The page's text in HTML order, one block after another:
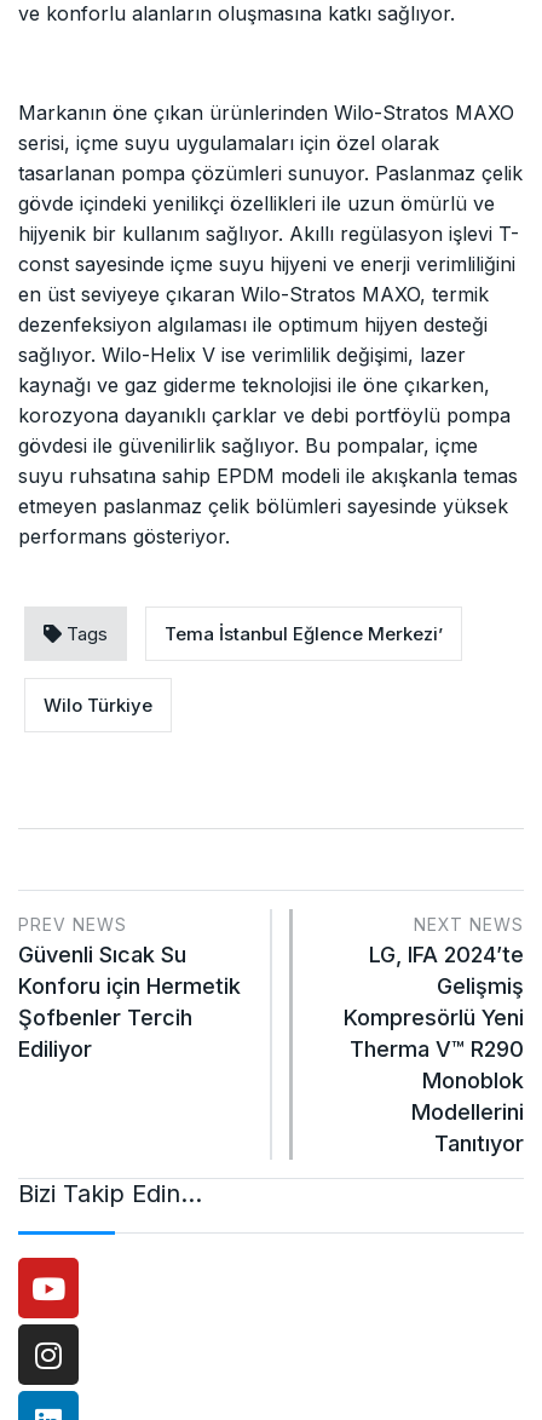
ve konforlu alanların oluşmasına katkı sağlıyor.
Markanın öne çıkan ürünlerinden Wilo-Stratos MAXO
serisi, içme suyu uygulamaları için özel olarak
tasarlanan pompa çözümleri sunuyor. Paslanmaz çelik
gövde içindeki yenilikçi özellikleri ile uzun ömürlü ve
hijyenik bir kullanım sağlıyor. Akıllı regülasyon işlevi T-
const sayesinde içme suyu hijyeni ve enerji verimliliğini
en üst seviyeye çıkaran Wilo-Stratos MAXO, termik
dezenfeksiyon algılaması ile optimum hijyen desteği
sağlıyor. Wilo-Helix V ise verimlilik değişimi, lazer
kaynağı ve gaz giderme teknolojisi ile öne çıkarken,
korozyona dayanıklı çarklar ve debi portföylü pompa
gövdesi ile güvenilirlik sağlıyor. Bu pompalar, içme
suyu ruhsatına sahip EPDM modeli ile akışkanla temas
etmeyen paslanmaz çelik bölümleri sayesinde yüksek
performans gösteriyor.
Tags Tema İstanbul Eğlence Merkezi’
Wilo Türkiye
PREV NEWS
Güvenli Sıcak Su
Konforu için Hermetik
Şofbenler Tercih
Ediliyor
NEXT NEWS
LG, IFA 2024’te
Gelişmiş
Kompresörlü Yeni
Therma V™ R290
Monoblok
Modellerini
Tanıtıyor
Bizi Takip Edin…